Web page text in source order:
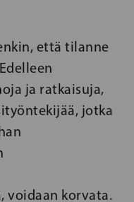
että tilanne
ja ratkaisuja,
jotka
voidaan korvata.